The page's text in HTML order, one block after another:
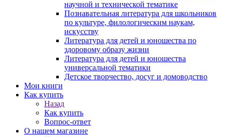
научной и технической тематике
Познавательная литература для школьников
по культуре, филологическим наукам,
искусству
Литература для детей и юношества по
здоровому образу жизни
Литература для детей и юношества
универсальной тематики
Детское творчество, досуг и домоводство
Мои книги
Как купить
Назад
Как купить
Вопрос-ответ
О нашем магазине